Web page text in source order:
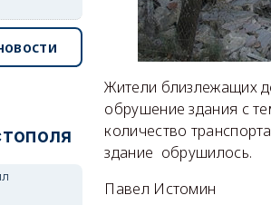
Жители близлежащих
обрушение здания с
количество
здание обрушилось.
Павел Истомин